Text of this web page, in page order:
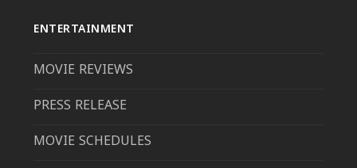
ENTERTAINMENT
MOVIE REVIEWS
PRESS RELEASE
MOVIE SCHEDULES